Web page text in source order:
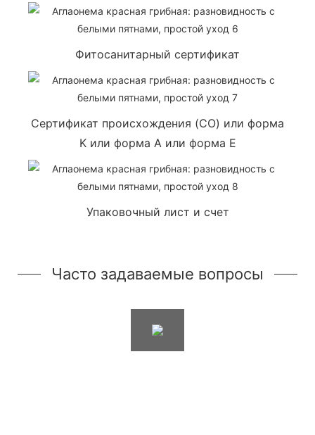
Фитосанитарный сертификат
Сертификат происхождения (CO) или форма
K или форма A или форма E
Упаковочный лист и счет
Часто задаваемые вопросы